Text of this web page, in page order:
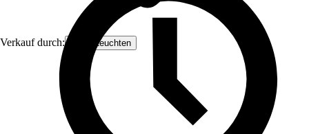
Verkauf durch: Orion Leuchten